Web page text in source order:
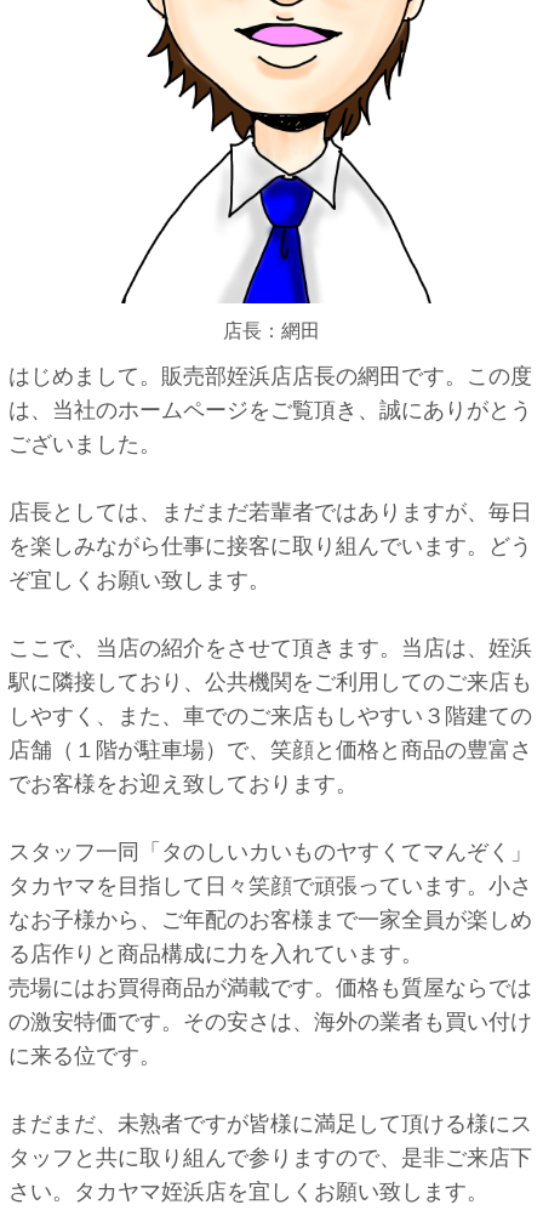
店長：網田
はじめまして。販売部姪浜店店長の網田です。この度
は、当社のホームページをご覧頂き、誠にありがとう
ございました。
店長としては、まだまだ若輩者ではありますが、毎日
を楽しみながら仕事に接客に取り組んでいます。どう
ぞ宜しくお願い致します。
ここで、当店の紹介をさせて頂きます。当店は、姪浜
駅に隣接しており、公共機関をご利用してのご来店も
しやすく、また、車でのご来店もしやすい３階建ての
店舗（１階が駐車場）で、笑顔と価格と商品の豊富さ
でお客様をお迎え致しております。
スタッフ一同「タのしいカいものヤすくてマんぞく」
タカヤマを目指して日々笑顔で頑張っています。小さ
なお子様から、ご年配のお客様まで一家全員が楽しめ
る店作りと商品構成に力を入れています。
売場にはお買得商品が満載です。価格も質屋ならでは
の激安特価です。その安さは、海外の業者も買い付け
に来る位です。
まだまだ、未熟者ですが皆様に満足して頂ける様にス
タッフと共に取り組んで参りますので、是非ご来店下
さい。タカヤマ姪浜店を宜しくお願い致します。